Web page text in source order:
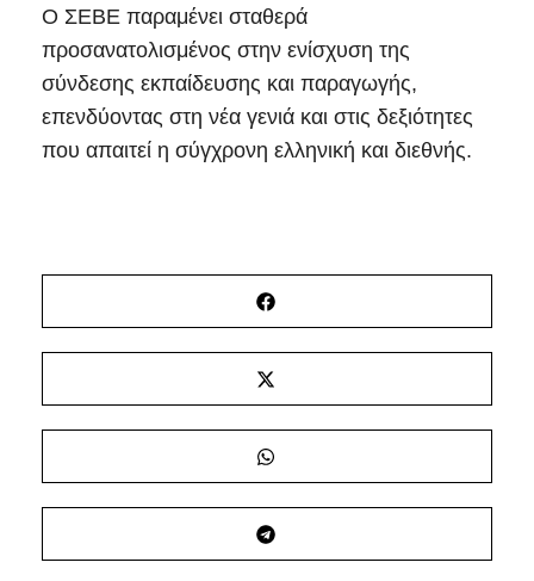
Ο ΣΕΒΕ παραμένει σταθερά
προσανατολισμένος στην ενίσχυση της
σύνδεσης εκπαίδευσης και παραγωγής,
επενδύοντας στη νέα γενιά και στις δεξιότητες
που απαιτεί η σύγχρονη ελληνική και διεθνής.